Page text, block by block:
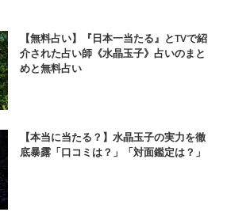
【無料占い】『日本一当たる』とTVで紹
介された占い師《水晶玉子》占いのまと
めと無料占い
【本当に当たる？】水晶玉子の実力を徹
底暴露「口コミは？」「対面鑑定は？」